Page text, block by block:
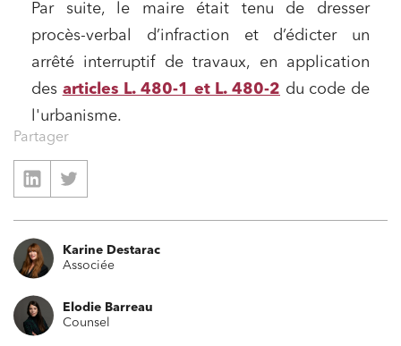
Par suite, le maire était tenu de dresser
procès-verbal d’infraction et d’édicter un
arrêté interruptif de travaux, en application
des articles L. 480-1 et L. 480-2 du code de
l'urbanisme.
Partager
Karine Destarac
Associée
Elodie Barreau
Counsel